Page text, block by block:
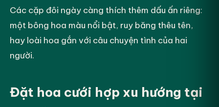
Các cặp đôi ngày càng thích thêm dấu ấn riêng:
một bông hoa màu nổi bật, ruy băng thêu tên,
hay loài hoa gắn với câu chuyện tình của hai
người.
Đặt hoa cưới hợp xu hướng tại